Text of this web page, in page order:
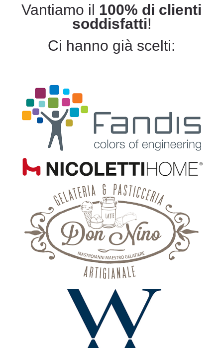
Vantiamo il 100% di clienti
soddisfatti!
Ci hanno già scelti: